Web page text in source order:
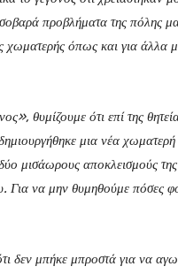
προβλήματα της πόλης
χωματερής όπως και για άλλα
θυμίζουμε ότι επί της
μια νέα
μισάωρους αποκλεισμούς
Για να μην θυμηθούμε πόσες
δεν μπήκε μπροστά για να